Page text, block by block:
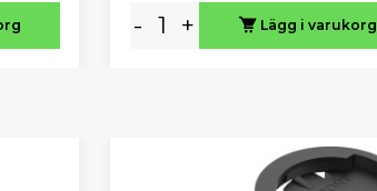
- + Lägg i varukorg